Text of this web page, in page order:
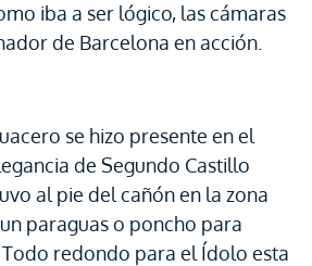
iba a ser lógico, las cámaras
de Barcelona en acción.
se hizo presente en el
de Segundo Castillo
al pie del cañón en la zona
paraguas o poncho para
redondo para el Ídolo esta